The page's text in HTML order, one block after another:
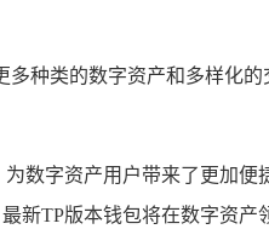
种类的数字资产和多样化
数字资产用户带来了更加
TP版本钱包将在数字资产